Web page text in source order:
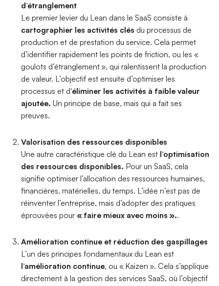
d’étranglement
Le premier levier du Lean dans le SaaS consiste à
cartographier les activités clés du processus de
production et de prestation du service. Cela permet
d’identifier rapidement les points de friction, ou les «
goulots d’étranglement », qui ralentissent la production
de valeur. L’objectif est ensuite d’optimiser les
processus et d’éliminer les activités à faible valeur
ajoutée.Un principe de base, mais qui a fait ses
preuves.
Valorisation des ressources disponibles
Une autre caractéristique clé du Lean est l’optimisation
des ressources disponibles. Pour un SaaS, cela
signifie optimiser l’allocation des ressources humaines,
financières, matérielles, du temps. L’idée n’est pas de
réinventer l’entreprise, mais d’adopter des pratiques
éprouvées pour «faire mieux avec moins »..
Amélioration continue et réduction des gaspillages
L’un des principes fondamentaux du Lean est
l’amélioration continue, ou « Kaizen ». Cela s’applique
directement à la gestion des services SaaS, où l’objectif